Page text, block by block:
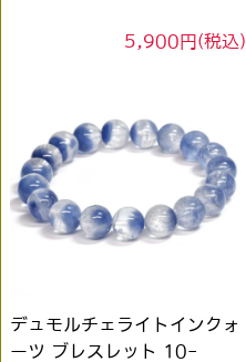
5,900円(税込)
デュモルチェライトインクォ
ーツ ブレスレット 10-